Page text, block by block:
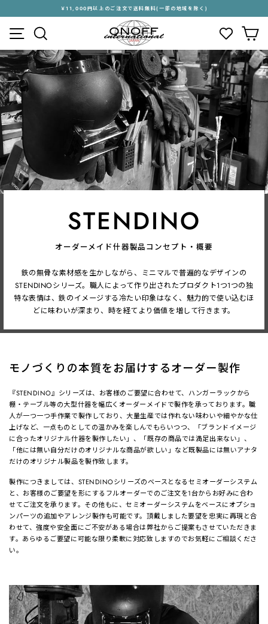
キ
す
る
ス
ラ
イ
ド
シ
ョ
ー
停
止
す
る
￥11,000円以上のご注文で送料無料(一部の地域を除く)
メニュー
STENDINO
オーダーメイド什器製品コンセプト・概要
鉄の無骨な素材感を生かしながら、ミニマルで普遍的なデザインの
STENDINOシリーズ。 職人によって作り出されたプロダクト1つ1つの独
特な表情は、鉄のイメージする冷たい印象はなく、魅力的で使い込むほ
どに味わいが深まり、時を経てより価値を増して行きます。
モノづくりの本質をお届けするオーダー製作
『STENDINO』シリーズは、お客様のご要望に合わせて、ハンガーラックから
棚・テーブル等の大型什器を幅広くオーダーメイドで製作を承っております。職
人が一つ一つ手作業で製作しており、大量生産では作れない味わいや細やかな仕
上げなど、一点ものとしての温かみを楽しんでもらいつつ、「ブランドイメージ
に合ったオリジナル什器を製作したい」、「既存の商品では満足出来ない」、
「他には無い自分だけのオリジナルな商品が欲しい」など既製品には無いアナタ
だけのオリジナル製品を製作致します。
製作につきましては、STENDINOシリーズのベースとなるセミオーダーシステム
と、お客様のご要望を形にするフルオーダーでのご注文を1台からお好みに合わ
せてご注文を承ります。その他もに、セミオーダーシステムをベースにオプショ
ンパーツの追加やアレンジ製作も可能です。頂戴しました要望を忠実に再現と合
わせて、強度や安全面にご不安がある場合は弊社からご提案もさせていただきま
す。あらゆるご要望に可能な限り柔軟に対応致しますのでお気軽にご相談くださ
い。